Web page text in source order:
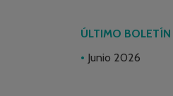
ÚLTIMO BOLETÍN
Junio 2026